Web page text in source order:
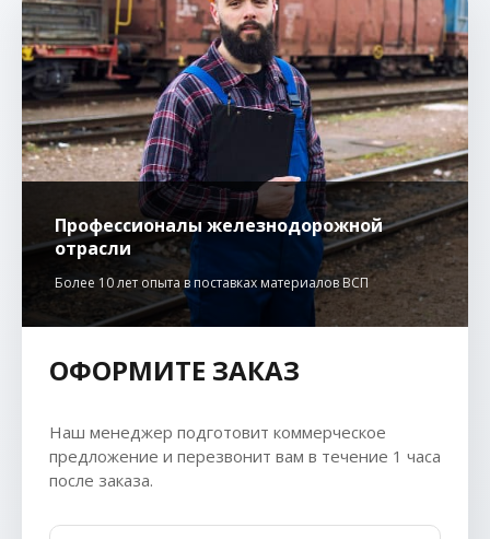
Профессионалы железнодорожной
отрасли
Более 10 лет опыта в поставках материалов ВСП
ОФОРМИТЕ ЗАКАЗ
Наш менеджер подготовит коммерческое
предложение и перезвонит вам в течение 1 часа
после заказа.